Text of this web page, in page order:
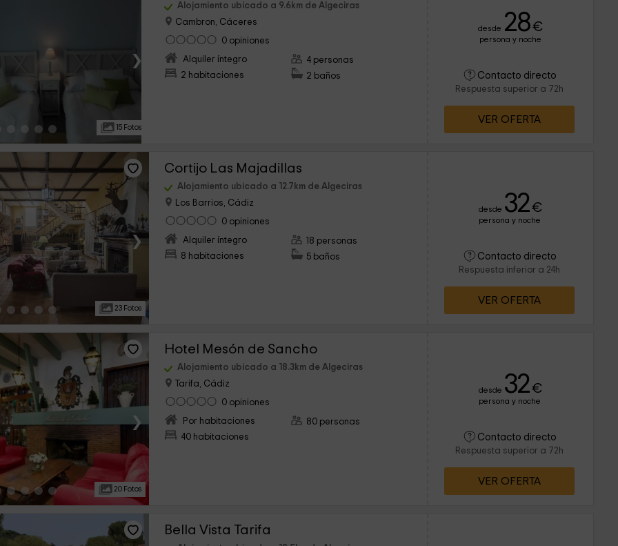
›
15 Fotos
Alojamiento ubicado a 9.6km de Algeciras
Cambron, Cáceres
0 opiniones
Alquiler íntegro
2 habitaciones
4 personas
2 baños
desde 28€
persona y noche
Contacto directo
Respuesta superior a 72h
VER OFERTA
›
23 Fotos
Cortijo Las Majadillas
Alojamiento ubicado a 12.7km de Algeciras
Los Barrios, Cádiz
0 opiniones
Alquiler íntegro
8 habitaciones
18 personas
5 baños
desde 32€
persona y noche
Contacto directo
Respuesta inferior a 24h
VER OFERTA
›
20 Fotos
Hotel Mesón de Sancho
Alojamiento ubicado a 18.3km de Algeciras
Tarifa, Cádiz
0 opiniones
Por habitaciones
40 habitaciones
80 personas
desde 32€
persona y noche
Contacto directo
Respuesta superior a 72h
VER OFERTA
Bella Vista Tarifa